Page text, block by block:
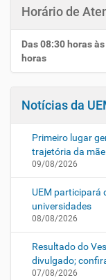
Horário de
Das 08:30 horas
horas
Notícias da
Primeiro lugar
trajetória da mãe
09/08/2026
UEM participará
universidades
08/08/2026
Resultado do
divulgado;
07/08/2026